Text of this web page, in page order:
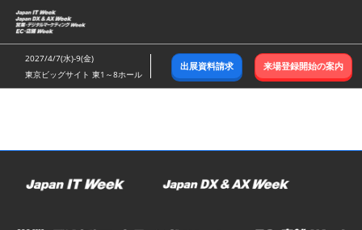
ス
キ
ッ
し
む
2027/4/7(水)-9(金)
東京ビッグサイト 東1～8ホール
出展資料請求 来場登録開始の案内